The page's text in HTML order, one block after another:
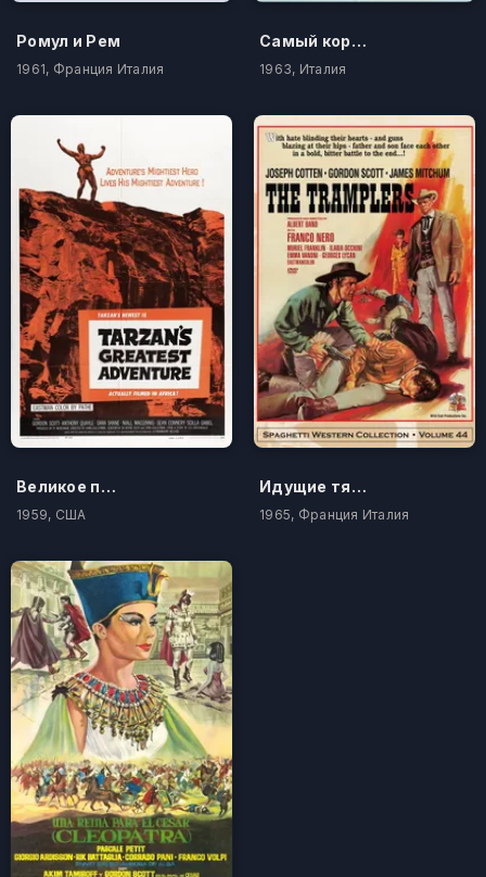
Ромул и Рем
1961, Франция Италия
Самый короткий день
1963, Италия
Великое приключение Тарзана
1959, США
Идущие тяжёлыми шагами
1965, Франция Италия